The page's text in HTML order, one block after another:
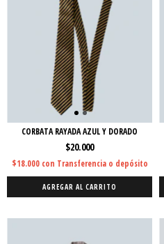
CORBATA RAYADA AZUL Y DORADO
$20.000
$18.000 con Transferencia o depósito
AGREGAR AL CARRITO